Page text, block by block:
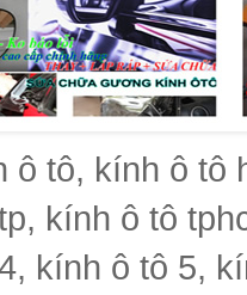
ô tô, kính ô tô
kính ô tô
kính ô tô 5,